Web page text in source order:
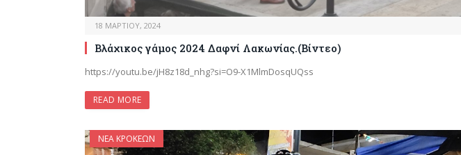
18 ΜΑΡΤΊΟΥ, 2024
Βλάχικος γάμος 2024 Δαφνί Λακωνίας.(Βίντεο)
https://youtu.be/jH8z18d_nhg?si=O9-X1MlmDosqUQss
READ MORE
ΝΈΑ ΚΡΟΚΕΏΝ